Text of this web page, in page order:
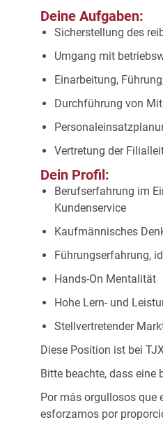
Deine Aufgaben:
Sicherstellung des
Umgang mit
Einarbeitung,
Durchführung von
Vertretung der
Dein Profil:
Berufserfahrung im
Kundenservice
Kaufmännisches
Führungserfahrung,
Hands-On Mentalität
Hohe Lern- und
Stellvertretender
Diese Position ist bei
Bitte beachte, dass eine
Por más orgullosos que
esforzamos por